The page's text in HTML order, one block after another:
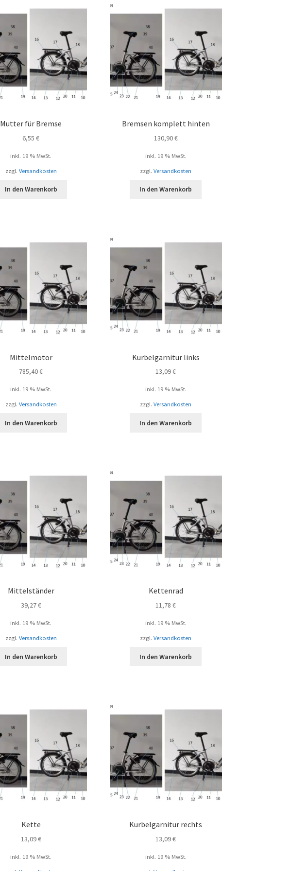
Mutter für Bremse
6,55€
inkl. 19 % MwSt.
zzgl. Versandkosten
In den Warenkorb
Bremsen komplett hinten
130,90€
inkl. 19 % MwSt.
zzgl.Versandkosten
In den Warenkorb
Mittelmotor
785,40€
inkl. 19 % MwSt.
zzgl. Versandkosten
In den Warenkorb
Kurbelgarnitur links
13,09€
inkl. 19 % MwSt.
zzgl.Versandkosten
In den Warenkorb
Mittelständer
39,27€
inkl. 19 % MwSt.
zzgl. Versandkosten
In den Warenkorb
Kettenrad
11,78€
inkl. 19 % MwSt.
zzgl.Versandkosten
In den Warenkorb
Kette
13,09€
inkl. 19 % MwSt.
Kurbelgarnitur rechts
13,09€
inkl. 19 % MwSt.